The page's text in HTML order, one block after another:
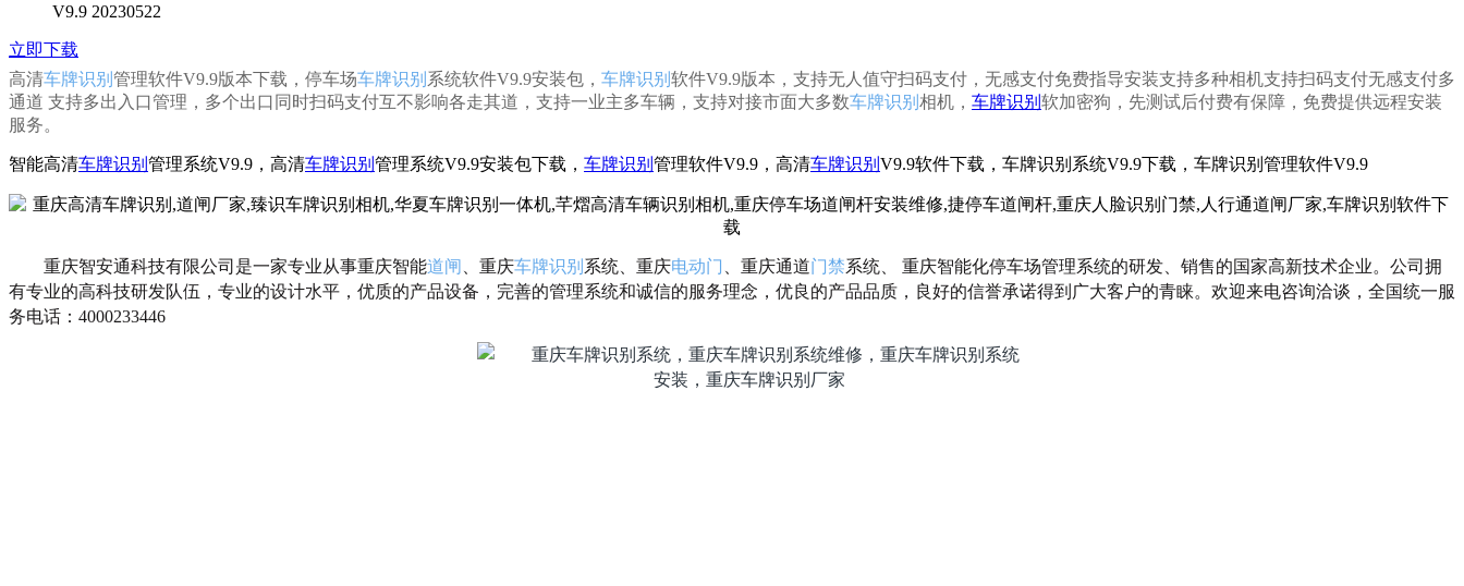
V9.9 20230522
立即下载
高清车牌识别 管理软件V9.9版本下载，停车场车牌识别 系统软件V9.9安装包， 车牌识别 软件V9.9版本，支持无人值守扫码支付，无感支付免费指导安装支持多种相机支持扫码支付无感支付多
通道 支持多出入口管理，多个出口同时扫码支付互不影响各走其道，支持一业主多车辆，支持对接市面大多数车牌识别 相机， 车牌识别 软加密狗，先测试后付费有保障，免费提供远程安装
服务。
智能高清车牌识别 管理系统V9.9，高清车牌识别 管理系统V9.9安装包下载， 车牌识别 管理软件V9.9，高清车牌识别 V9.9软件下载，车牌识别系统V9.9下载，车牌识别管理软件V9.9
重庆智安通科技有限公司是一家专业从事重庆智能道闸 重庆车牌识别 系统、重庆电动门 、重庆通道门禁系统、 重庆智能化停车场管理系统的研发、销售的国家高新技术企业。公司拥
有专业的高科技研发队伍，专业的设计水平，优质的产品设备，完善的管理系统和诚信的服务理念，优良的产品品质，良好的信誉承诺得到广大客户的青睐。欢迎来电咨询洽谈，全国统一服
务电话：4000233446